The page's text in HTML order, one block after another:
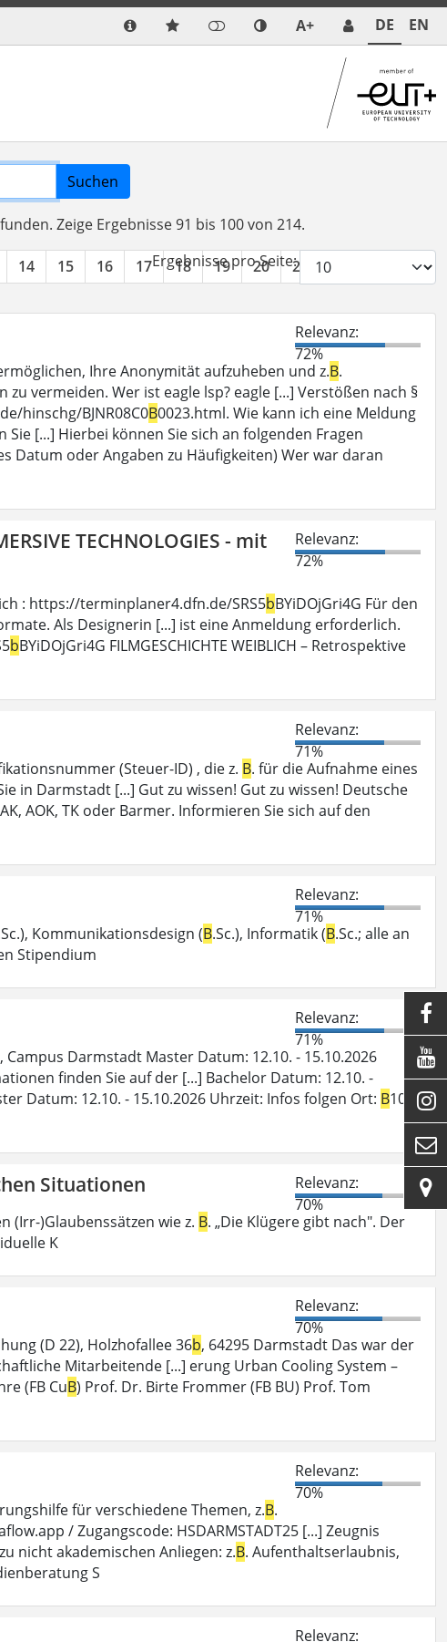
A+ DE EN
Suchen
Zeige Ergebnisse 91 bis 100 von 214.
14 15 16 17 18 19 20 21
Ergebnisse pro Seite:
Relevanz:
72%
Ihre Anonymität aufzuheben und z.B.
vermeiden. Wer ist eagle lsp? eagle [...] Verstößen nach §
hinschg/BJNR08C0B0023.html. Wie kann ich eine Meldung
[...] Hierbei können Sie sich an folgenden Fragen
Datum oder Angaben zu Häufigkeiten) Wer war daran
TECHNOLOGIES - mit
Relevanz:
72%
: https://terminplaner4.dfn.de/SRS5bBYiDOjGri4G Für den
Als Designerin [...] ist eine Anmeldung erforderlich.
bBYiDOjGri4G FILMGESCHICHTE WEIBLICH – Retrospektive
Relevanz:
71%
(Steuer-ID) , die z. B. für die Aufnahme eines
in Darmstadt [...] Gut zu wissen! Gut zu wissen! Deutsche
AOK, TK oder Barmer. Informieren Sie sich auf den
Relevanz:
71%
Kommunikationsdesign (B.Sc.), Informatik (B.Sc.; alle an
Stipendium
Relevanz:
71%
Campus Darmstadt Master Datum: 12.10. - 15.10.2026
finden Sie auf der [...] Bachelor Datum: 12.10. -
Datum: 12.10. - 15.10.2026 Uhrzeit: Infos folgen Ort: B10,
Situationen
Relevanz:
70%
(Irr-)Glaubenssätzen wie z. B. „Die Klügere gibt nach". Der
K
Relevanz:
70%
(D 22), Holzhofallee 36b, 64295 Darmstadt Das war der
Mitarbeitende [...] erung Urban Cooling System –
(FB CuB) Prof. Dr. Birte Frommer (FB BU) Prof. Tom
Relevanz:
70%
für verschiedene Themen, z.B.
/ Zugangscode: HSDARMSTADT25 [...] Zeugnis
nicht akademischen Anliegen: z.B. Aufenthaltserlaubnis,
S
Relevanz:




